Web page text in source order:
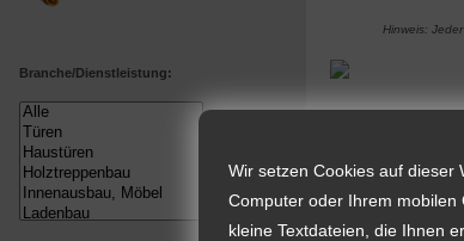
Branche/Dienstleistung:
Hinweis:
Besonderheiten:
Wir setzen Cookies auf dieser
Computer oder Ihrem mobilen
kleine Textdateien, die Ihnen